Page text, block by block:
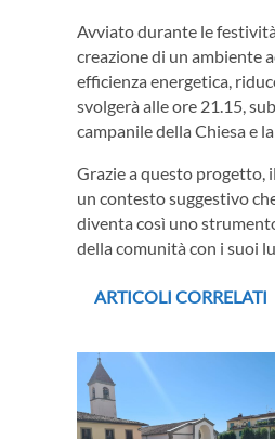
Avviato durante le
creazione di un ambiente
efficienza energetica,
svolgerà alle ore 21.15,
campanile della Chiesa e
Grazie a questo progetto,
un contesto suggestivo
diventa così uno
della comunità con i suoi
ARTICOLI CORRELATI